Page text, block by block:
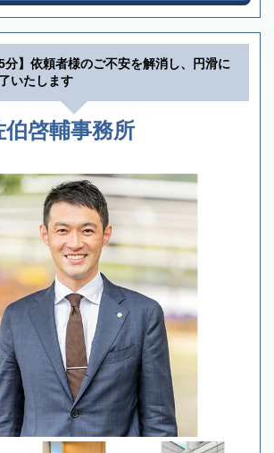
分】依頼者様のご不安を解消し、円滑に
いたします
啓輔事務所